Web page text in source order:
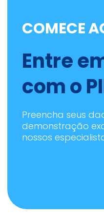
COMECE
Entre
com o
Preencha seus
demonstração
nossos